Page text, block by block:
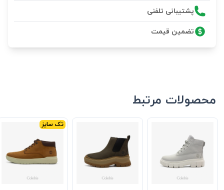
پشتیبانی تلفنی
تضمین قیمت
محصولات مرتبط
تک سایز